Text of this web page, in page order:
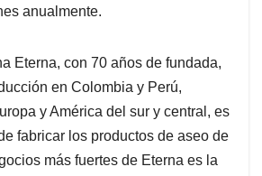
anualmente.
Eterna, con 70 años de fundada,
en Colombia y Perú,
y América del sur y central, es
fabricar los productos de aseo de
más fuertes de Eterna es la